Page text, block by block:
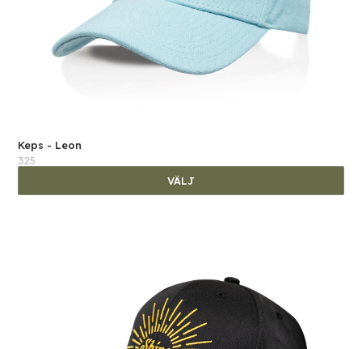
Keps - Leon
325
VÄLJ